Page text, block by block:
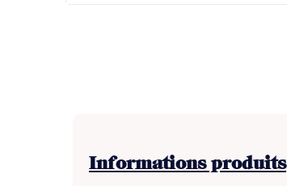
Informationsproduits